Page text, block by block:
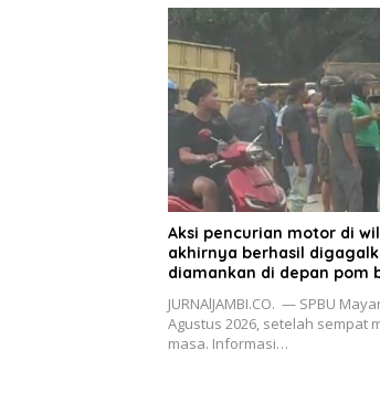
Aksi pencurian motor di
akhirnya berhasil
diamankan di depan pom
JURNAlJAMBI.CO. — SPBU
Agustus 2026, setelah sempat
masa. Informasi…